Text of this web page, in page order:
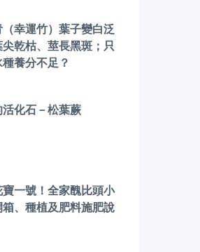
幸運竹）葉子變白泛
乾枯、莖長黑斑；只
種養分不足？
化石－松葉蕨
一號！全家醜比頭小
、種植及肥料施肥說